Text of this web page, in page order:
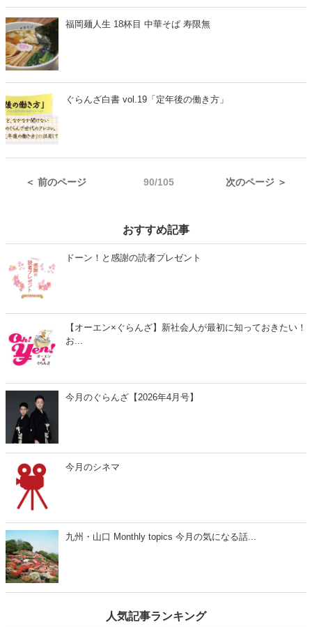
福岡麺人生 18杯目 中華そば 寿限無
ぐらんざ白書 vol.19「定年後の働き方」
＜ 前のページ 90/105 次のページ ＞
おすすめ記事
ドーン！と感謝の読者プレゼント
【オーエン×ぐらんざ】新社会人が最初に知っておきたい！
お...
今月のぐらんざ【2026年4月号】
今月のシネマ
九州・山口 Monthly topics 今月の気になる話...
人気記事ランキング